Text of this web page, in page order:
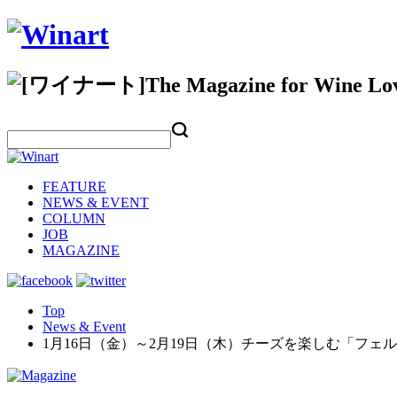
FEATURE
NEWS & EVENT
COLUMN
JOB
MAGAZINE
Top
News & Event
1月16日（金）～2月19日（木）チーズを楽しむ「フェ